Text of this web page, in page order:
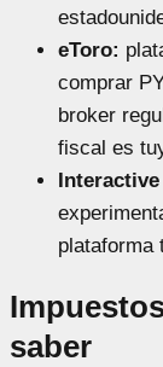
eToro:
comprar
broker
fiscal es
plataforma
saber